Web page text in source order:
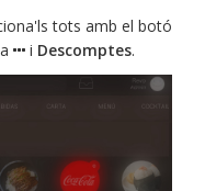
tots amb el botó
i Descomptes.